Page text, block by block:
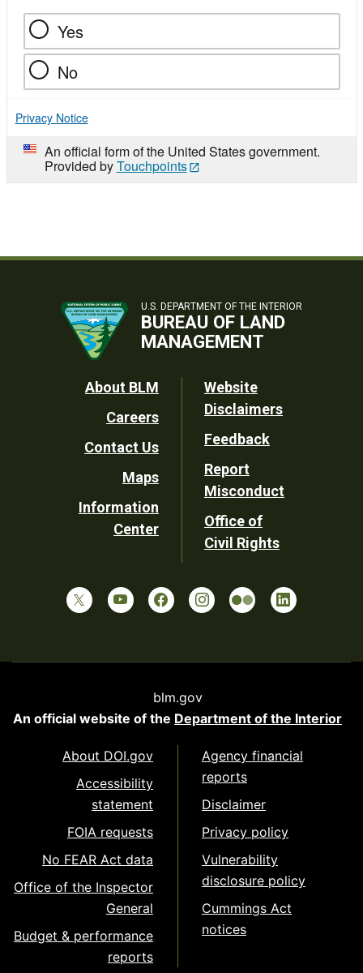
Yes
No
Privacy Notice
An official form of the United States government.
Provided byTouchpoints
U.S. DEPARTMENT OF THE INTERIOR
BUREAU OF LAND
MANAGEMENT
Footer
Utility
About BLM
Careers
Contact Us
Maps
Information
Center
Website
Disclaimers
Feedback
Report
Misconduct
Office of
Civil Rights
blm.gov
An official website of the Department of the Interior
About DOI.gov
Accessibility
statement
FOIA requests
No FEAR Act data
Office of the Inspector
General
Budget & performance
reports
Agency financial
reports
Disclaimer
Privacy policy
Vulnerability
disclosure policy
Cummings Act
notices